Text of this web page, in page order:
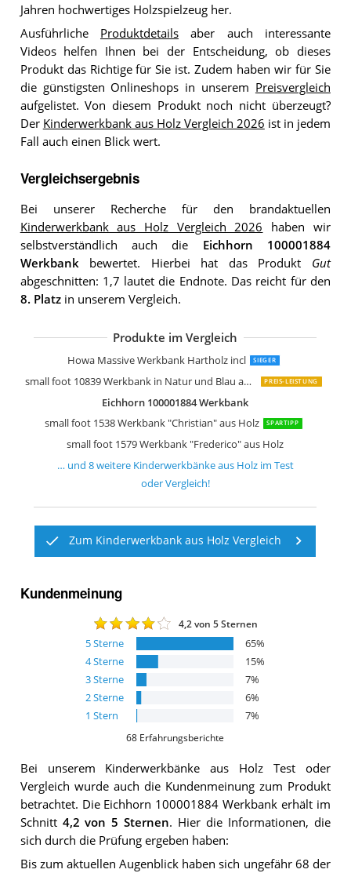
Jahren hochwertiges Holzspielzeug her.
Ausführliche Produktdetailsaber auch interessante
Videos helfen Ihnen bei der Entscheidung, ob dieses
Produkt das Richtige für Sie ist. Zudem haben wir für Sie
die günstigsten Onlineshops in unserem Preisvergleich
aufgelistet. Von diesem Produkt noch nicht überzeugt?
Der Kinderwerkbank aus Holz Vergleich 2026 ist in jedem
Fall auch einen Blick wert.
Vergleichsergebnis
Bei unserer Recherche für den brandaktuellen
Kinderwerkbank aus Holz Vergleich 2026 haben wir
selbstverständlich auch die Eichhorn 100001884
Werkbank bewertet. Hierbei hat das Produkt Gut
abgeschnitten: 1,7 lautet die Endnote. Das reicht für den
8. Platzin unserem Vergleich.
Produkte im Vergleich
Howa Massive Werkbank Hartholz incl SIEGER
small foot 10839 Werkbank in Natur und Blau aus Holz PREIS-LEISTUNG
Eichhorn 100001884 Werkbank
small foot 1538 Werkbank "Christian" aus Holz
SPARTIPP
small foot 1579 Werkbank "Frederico" aus Holz
Le Toy Van My First Werkzeug Bench
roba Werkbank Spielwerkbank aus
Le Toy Van Alex der Bank
Große Werkbank aus Holz
Melissa & Doug Werkbank aus Holz
… und 8weitere Kinderwerkbänke aus Holzim Test
oder Vergleich!
Zum Kinderwerkbank aus Holz Vergleich
Kundenmeinung
4,2 von 5 Sternen
5Sterne 65%
4Sterne 15%
3Sterne 7%
2Sterne 6%
1 Stern 7%
68 Erfahrungsberichte
Bei unserem Kinderwerkbänke aus Holz Test oder
Vergleich wurde auch die Kundenmeinung zum Produkt
betrachtet. Die Eichhorn 100001884 Werkbank erhält im
Schnitt 4,2 von 5 Sternen. Hier die Informationen, die
sich durch die Prüfung ergeben haben:
Bis zum aktuellen Augenblick haben sich ungefähr 68 der